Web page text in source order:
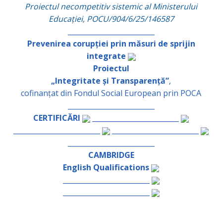
Proiectul necompetitiv sistemic al Ministerului
Educației, POCU/904/6/25/146587
Prevenirea corupției prin măsuri de sprijin
integrate
Proiectul
„Integritate și Transparență”,
cofinanțat din Fondul Social European prin POCA
CERTIFICĂRI
CAMBRIDGE
English Qualifications